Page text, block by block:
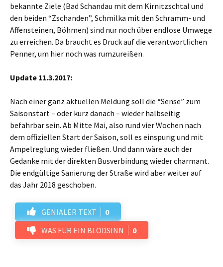
bekannte Ziele (Bad Schandau mit dem Kirnitzschtal und
den beiden “Zschanden”, Schmilka mit den Schramm- und
Affensteinen, Böhmen) sind nur noch über endlose Umwege
zu erreichen. Da braucht es Druck auf die verantwortlichen
Penner, um hier noch was rumzureißen.
Update 11.3.2017:
Nach einer ganz aktuellen Meldung soll die “Sense” zum
Saisonstart – oder kurz danach – wieder halbseitig
befahrbar sein. Ab Mitte Mai, also rund vier Wochen nach
dem offiziellen Start der Saison, soll es einspurig und mit
Ampelreglung wieder fließen. Und dann wäre auch der
Gedanke mit der direkten Busverbindung wieder charmant.
Die endgültige Sanierung der Straße wird aber weiter auf
das Jahr 2018 geschoben.
GENIALER TEXT
0
WAS FÜR EIN BLÖDSINN
0